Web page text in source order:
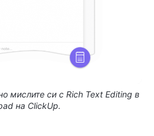
мислите си с Rich Text Editing в
на ClickUp.